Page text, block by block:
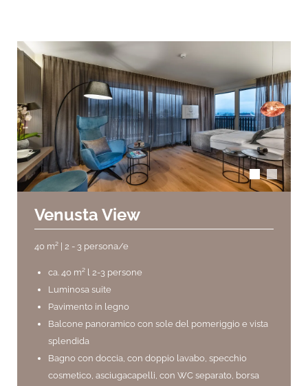
Venusta View
40 m² | 2 - 3 persona/e
ca. 40 m² l 2-3 persone
Luminosa suite
Pavimento in legno
Balcone panoramico con sole del pomeriggio e vista
splendida
Bagno con doccia, con doppio lavabo, specchio
cosmetico, asciugacapelli, con WC separato, borsa